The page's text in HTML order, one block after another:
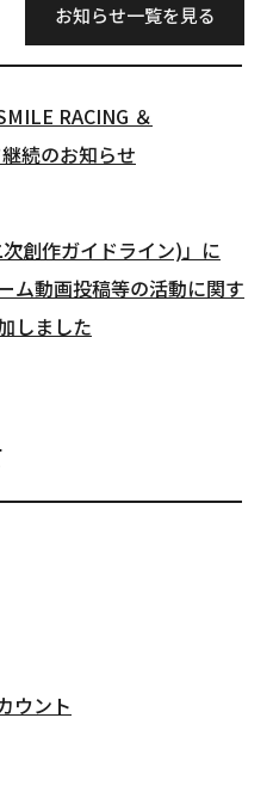
お知らせ一覧を見る
RACING ＆
続のお知らせ
創作ガイドライン)」に
ム動画投稿等の活動に関す
しました
ウント